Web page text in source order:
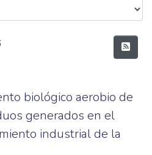
biológico aerobio de
generados en el
industrial de la